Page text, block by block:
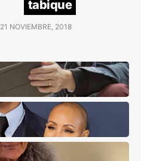
tabique
21 NOVIEMBRE, 2018